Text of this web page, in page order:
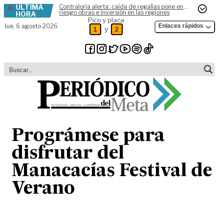
Skip to content
ÚLTIMA
HORA
Contraloría alerta: caída de regalías pone en
riesgo obras e inversión en las regiones
Jue, 6 agosto 2026
Pico y placa
1 y 2 Enlaces rápidos
Prográmese para
disfrutar del
Manacacías Festival de
Verano